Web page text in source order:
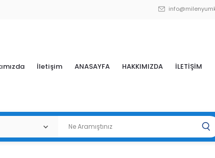
İletişim ANASAYFA HAKKIMIZDA İLETİŞİM